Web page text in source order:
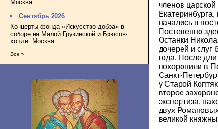
Москва
Сентябрь 2026
Концерты фонда «Искусство добра» в
соборе на Малой Грузинской и Брюсов-
холле. Москва
Все »
членов
начались в
Постепенно
Останки
дочерей и
года. После
похоронили в
Санкт-
у Старой
второе
экспертиза,
двух
великой